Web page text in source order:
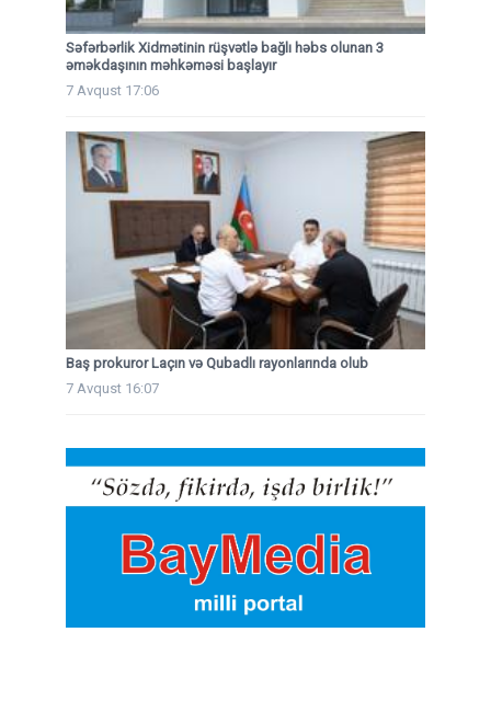
Səfərbərlik Xidmətinin rüşvətlə bağlı həbs olunan 3
əməkdaşının məhkəməsi başlayır
7 Avqust 17:06
Baş prokuror Laçın və Qubadlı rayonlarında olub
7 Avqust 16:07